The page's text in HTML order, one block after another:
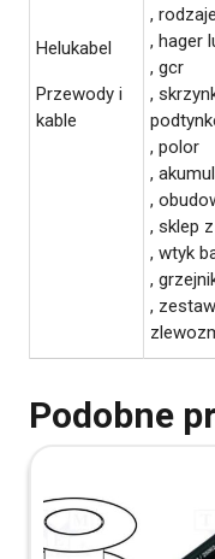
Helukabel
Przewody i
kable
,
, hager
, gcr
,
, polor
,
,
, sklep
, wtyk
,
,
Podobne